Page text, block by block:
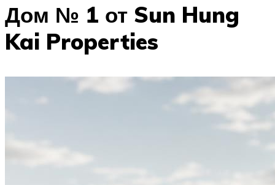
Дом № 1 от Sun Hung
Kai Properties